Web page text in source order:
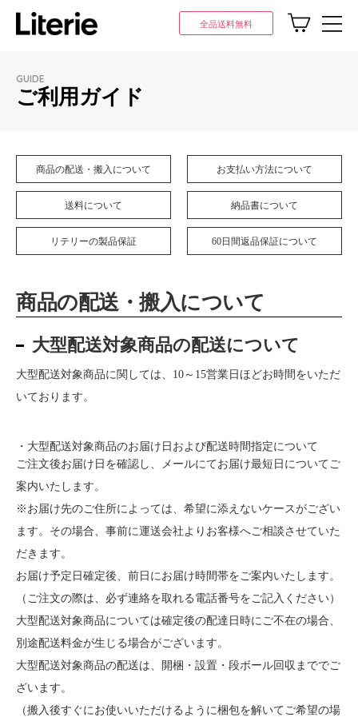
全品送料無料
GUIDE
ご利用ガイド
商品の配送・搬入について お支払い方法について
送料について 納品書について
リテリーの製品保証 60日間返品保証について
商品の配送・搬入について
大型配送対象商品の配送について
大型配送対象商品に関しては、10～15営業日ほどお時間をいただ
いております。
・大型配送対象商品のお届け日および配送時間指定について
ご注文後お届け日を確認し、メールにてお届け最短日についてご
案内いたします。
※お届け先のご住所によっては、希望に添えないケースがござい
ます。その場合、事前に運送会社よりお客様へご相談させていた
だきます。
お届け予定日確定後、前日にお届け時間帯をご案内いたします。
（ご注文の際は、必ず連絡を取れる電話番号をご記入ください）
大型配送対象商品については確定後の配達日時にご不在の場合、
別途配送料金が生じる場合がございます。
大型配送対象商品の配送は、開梱・設置・段ボール回収まででご
ざいます。
（搬入後すぐにお使いいただけるように梱包を解いてご希望の場